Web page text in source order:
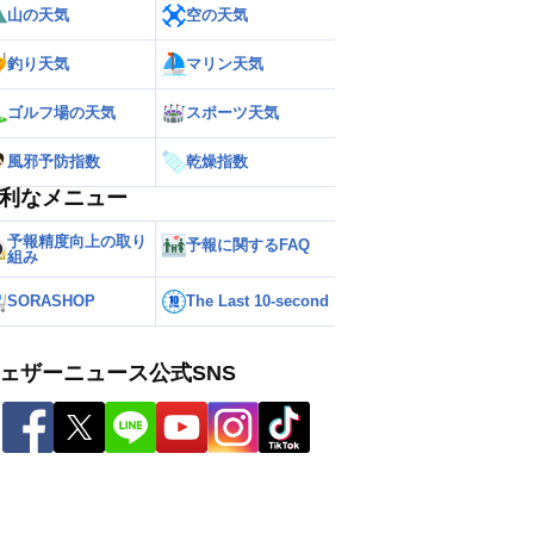
山の天気 空の天気
釣り天気 マリン天気
ゴルフ場の天気 スポーツ天気
風邪予防指数 乾燥指数
なメニュー
予報精度向上の取り
組み
予報に関するFAQ
SORASHOP The Last 10-second
ザーニュース公式SNS